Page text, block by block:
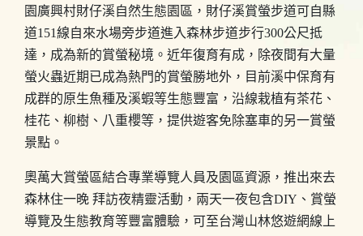
園廣興村財仔溪自然生態園區，財仔溪賞螢步道可自縣
道151線自來水場旁步道進入森林步道步行300公尺抵
達 ， 成為新的賞螢秘境。近年復育有成，除夜間有大量
螢火蟲近期已成為熱門的賞螢勝地外，目前溪中保育有
成群的原生魚種及溪蝦等生態豐富，沿線栽植有茶花、
桂花、柳樹、八重櫻等，提供遊客免除塞車的另一賞螢
景點。
奧萬大賞螢區結合專業導覽人員及園區資源，推出來去
森林住一晚 拜訪夜精靈活動，兩天一夜包含DIY、賞螢
導覽及生態教育等豐富體驗，可至台灣山林悠遊網線上